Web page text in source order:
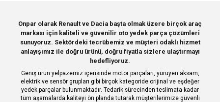
Ürün resmi kalitesiz, bozuk veya görüntülenemiyor.
Ürün açıklamasında eksik bilgiler bulunuyor.
Ürün bilgilerinde hatalar bulunuyor.
Ürün fiyatı diğer sitelerden daha pahalı.
Bu ürüne benzer farklı alternatifler olmalı.
Deneyimini Paylaş
Onpar olarak Renault ve Dacia başta olmak üzere birçok araç
markası için kaliteli ve güvenilir oto yedek parça çözümleri
sunuyoruz. Sektördeki tecrübemiz ve müşteri odaklı hizmet
anlayışımız ile doğru ürünü, doğru fiyatla sizlere ulaştırmayı
hedefliyoruz.
Geniş ürün yelpazemiz içerisinde motor parçaları, yürüyen aksam,
elektrik ve sensör grupları gibi birçok kategoride orijinal ve eşdeğer
yedek parçalar bulunmaktadır. Tedarik sürecinden teslimata kadar
tüm aşamalarda kaliteyi ön planda tutarak müşterilerimize güvenli